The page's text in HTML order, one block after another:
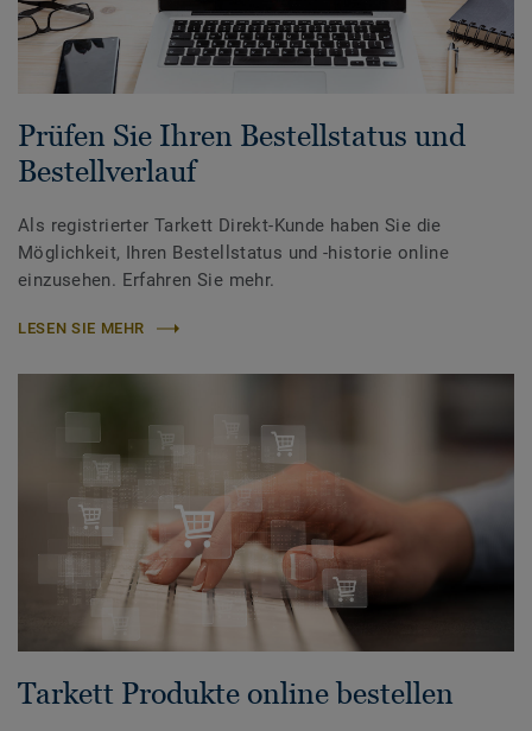
Prüfen Sie Ihren Bestellstatus und
Bestellverlauf
Als registrierter Tarkett Direkt-Kunde haben Sie die
Möglichkeit, Ihren Bestellstatus und -historie online
einzusehen. Erfahren Sie mehr.
LESEN SIE MEHR
Tarkett Produkte online bestellen